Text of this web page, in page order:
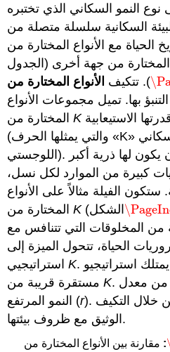
نوع النمو السكاني الذي تختبره
السكانية سلسلة متصلة من
المختارة من جهة أخرى (الجدول
). تتكيف
بها. تميل مجموعات الأنواع
المختارة منKإلى الوجود بالقرب من قدرتها الاستيعابية
(والتي يمثلها الحرف «K» في معادلة النمو السكاني
اللوجستي). تميل هذه الأنواع إلى أن يكون لها ذرية أكبر
كبيرة من الموارد لكل نسل،
الفيلة مثالاً على الأنواع
المختارة منK (الشكل
المخلوقات التي تتنافس مع
الحياة، تتحول الميزة إلى
استراتيجييK
مستقرة قريبة منK. لا يوجد شيء يمكن كسبه من معدل
النمو المرتفع (r). ستستفيد الأنواع أكثر من خلال التكيف
الوثيق مع ظروف بيئتها.
: